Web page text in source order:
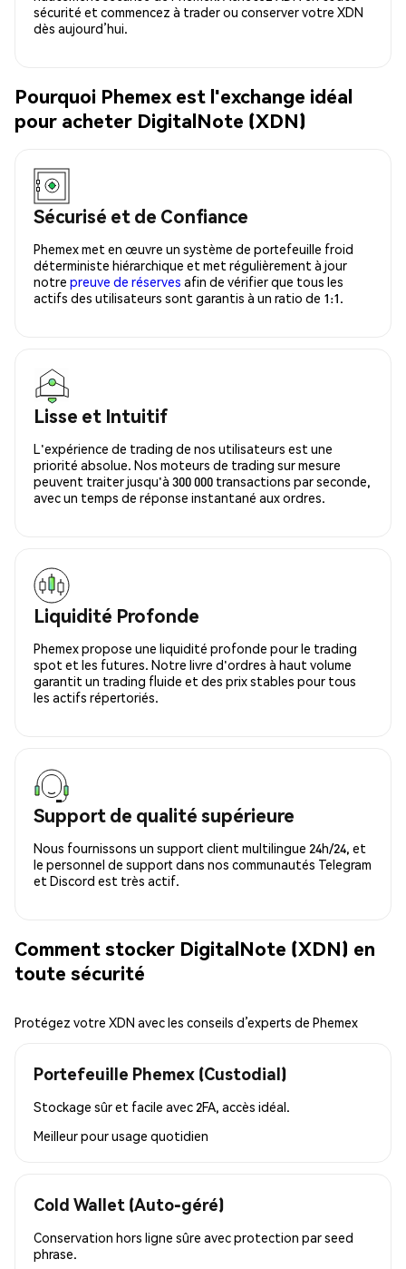
sécurité et commencez à trader ou conserver votre XDN
dès aujourd’hui.
Pourquoi Phemex est l'exchange idéal
pour acheter DigitalNote (XDN)
Sécurisé et de Confiance
Phemex met en œuvre un système de portefeuille froid
déterministe hiérarchique et met régulièrement à jour
notre preuve de réserves afin de vérifier que tous les
actifs des utilisateurs sont garantis à un ratio de 1:1.
Lisse et Intuitif
L'expérience de trading de nos utilisateurs est une
priorité absolue. Nos moteurs de trading sur mesure
peuvent traiter jusqu'à 300 000 transactions par seconde,
avec un temps de réponse instantané aux ordres.
Liquidité Profonde
Phemex propose une liquidité profonde pour le trading
spot et les futures. Notre livre d'ordres à haut volume
garantit un trading fluide et des prix stables pour tous
les actifs répertoriés.
Support de qualité supérieure
Nous fournissons un support client multilingue 24h/24, et
le personnel de support dans nos communautés Telegram
et Discord est très actif.
Comment stocker DigitalNote (XDN) en
toute sécurité
Protégez votre XDN avec les conseils d’experts de Phemex
Portefeuille Phemex (Custodial)
Stockage sûr et facile avec 2FA, accès idéal.
Meilleur pourusage quotidien
Cold Wallet (Auto-géré)
Conservation hors ligne sûre avec protection par seed
phrase.